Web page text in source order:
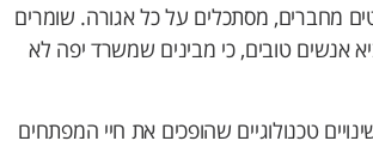
מחברים, מסתכלים על כל אגורה. שומרים
אנשים טובים, כי מבינים שמשרד יפה לא
טכנולוגיים שהופכים את חיי המפתחים